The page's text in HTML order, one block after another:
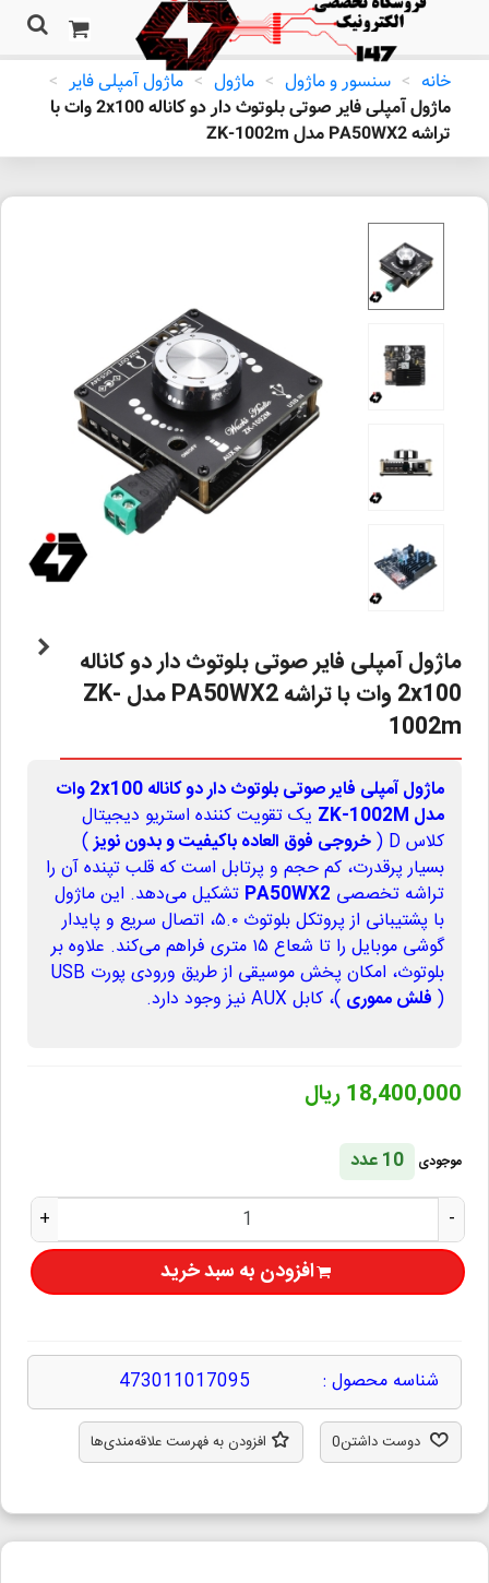
خانه > سنسور و ماژول > ماژول > ماژول آمپلی فایر >
ماژول آمپلی فایر صوتی بلوتوث دار دو کاناله 2x100 وات با
تراشه PA50WX2 مدل ZK-1002m
ماژول آمپلی فایر صوتی بلوتوث دار دو کاناله
2x100 وات با تراشه PA50WX2 مدل ZK-
1002m
ماژول آمپلی فایر صوتی بلوتوث دار دو کاناله 2x100 وات
مدل ZK-1002M
یک تقویت کننده استریو دیجیتال
کلاس D (
خروجی فوق العاده باکیفیت و بدون نویز)
بسیار پرقدرت، کم حجم و پرتابل است که قلب تپنده آن را
تراشه تخصصی PA50WX2 تشکیل می‌دهد. این ماژول
با پشتیبانی از پروتکل بلوتوث ۵.۰، اتصال سریع و پایدار
گوشی موبایل را تا شعاع ۱۵ متری فراهم می‌کند. علاوه بر
بلوتوث، امکان پخش موسیقی از طریق ورودی پورت USB
( فلش مموری )، کابل AUX نیز وجود دارد.
18,400,000 ریال
موجودی
10 عدد
-
+
افزودن به سبد خرید
شناسه محصول : 473011017095
دوست داشتن0 افزودن به فهرست علاقه‌مندی‌ها